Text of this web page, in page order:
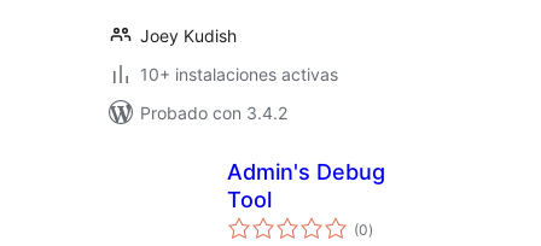
Joey Kudish
10+ instalaciones activas
Probado con 3.4.2
Admin's Debug
Tool
(0total
de
)